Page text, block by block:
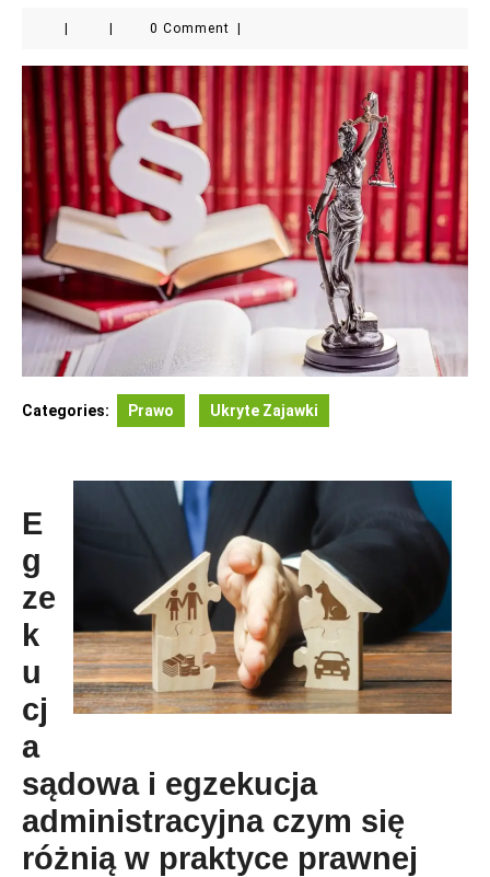
0 Comment
Categories: Prawo Ukryte Zajawki
E
g
ze
k
u
cj
a
sądowa i egzekucja
administracyjna czym się
różnią w praktyce prawnej